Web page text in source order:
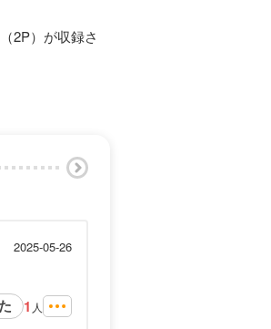
2P）が収録さ
2025-05-26
1 人